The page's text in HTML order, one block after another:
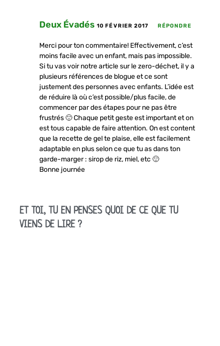
Deux Évadés 10 FÉVRIER 2017 RÉPONDRE
Merci pour ton commentaire! Effectivement, c’est
moins facile avec un enfant, mais pas impossible.
Si tu vas voir notre article sur le zero-déchet, il y a
plusieurs références de blogue et ce sont
justement des personnes avec enfants. L’idée est
de réduire là où c’est possible/plus facile, de
commencer par des étapes pour ne pas être
frustrés 🙂 Chaque petit geste est important et on
est tous capable de faire attention. On est content
que la recette de gel te plaise, elle est facilement
adaptable en plus selon ce que tu as dans ton
garde-marger : sirop de riz, miel, etc 🙂
Bonne journée
ET TOI, TU EN PENSES QUOI DE CE QUE TU
VIENS DE LIRE ?